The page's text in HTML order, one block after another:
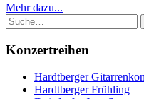
Mehr dazu...
Suche
Konzertreihen
Hardtberger
Hardtberger Frühling